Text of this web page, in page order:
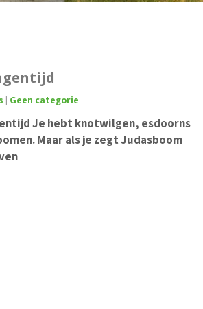
| Geen categorie
Je hebt knotwilgen, esdoorns
Maar als je zegt Judasboom